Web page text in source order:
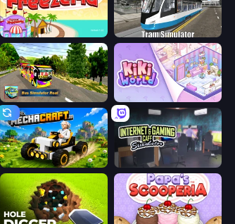
Papa's Freezeria Tram Simulator
Bus Simulator Real KiKi World
Mechacraft.io